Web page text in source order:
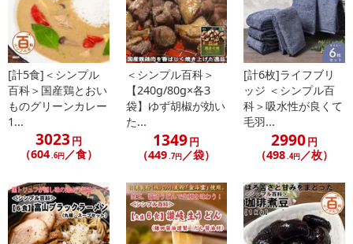
【キャンセルについて】
※お申込み後のキャンセルはお受けできません。
記載されている内容を必ずご確認いただき、お届けする商品セット
にご納得いただきましたうえでお申し込みください。
※パッケージ変更や商品リニューアル(成分など含む)等により、参考
の掲載画像や画像内のバーコードなど、お届け商品と多少異なる場
合がございます。
また、[新たな加工食品の原料原産地表示制度]の経過措置期間の終
了により、商品詳細内に記載の原産国・原材料の表記が旧表記の場
あらかじめご了承いただいた上でお申込みください。なお、本理由
によるお申込み後のキャンセル・返品交換は対応いたしかねます。
[計5食]＜シンプル
百科＞国産鶏とおい
ものグリーンカレー
1...
3023円
（604.6円／食）
＜シンプル百科＞
【240g/80g×各3
袋】ゆず胡椒が効い
た...
1349円
（449.7円／袋）
[計6枚]ライフブリ
ッジ ＜シンプル百
科＞吸水性が良くて
毛羽...
2990円
（498.4円／枚）